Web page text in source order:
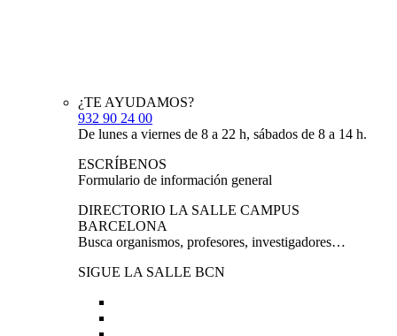
¿TE AYUDAMOS?
932 90 24 00
De lunes a viernes de 8 a 22 h, sábados de 8 a 14 h.
ESCRÍBENOS
Formulario de información general
DIRECTORIO LA SALLE CAMPUS
BARCELONA
Busca organismos, profesores, investigadores…
SIGUE LA SALLE BCN